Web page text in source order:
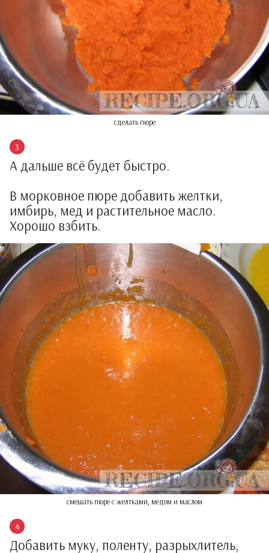
сделать пюре
А дальше всё будет быстро.
В морковное пюре добавить желтки,
имбирь, мед и растительное масло.
Хорошо взбить.
смешать пюре с желтками, медом и маслом
Добавить муку, поленту, разрыхлитель,